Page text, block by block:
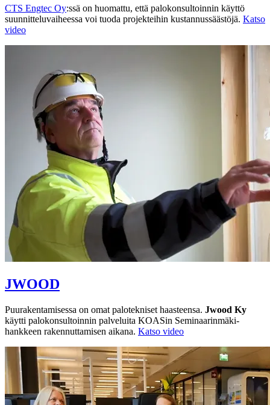
CTS Engtec Oy:ssä on huomattu, että palokonsultoinnin käyttö
suunnitteluvaiheessa voi tuoda projekteihin kustannussäästöjä. Katso
video
JWOOD
Puurakentamisessa on omat palotekniset haasteensa. Jwood Ky
käytti palokonsultoinnin palveluita KOASin Seminaarinmäki-
hankkeen rakennuttamisen aikana. Katso video